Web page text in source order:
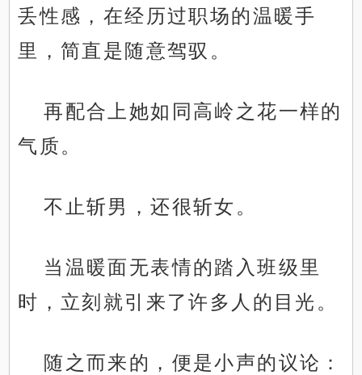
丢性感，在经历过职场的温暖手
里，简直是随意驾驭。
再配合上她如同高岭之花一样的
气质。
不止斩男，还很斩女。
当温暖面无表情的踏入班级里
时，立刻就引来了许多人的目光。
随之而来的，便是小声的议论：